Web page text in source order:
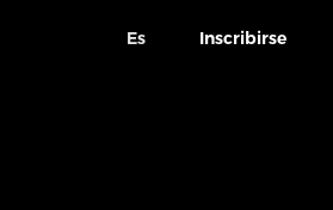
Es Inscribirse